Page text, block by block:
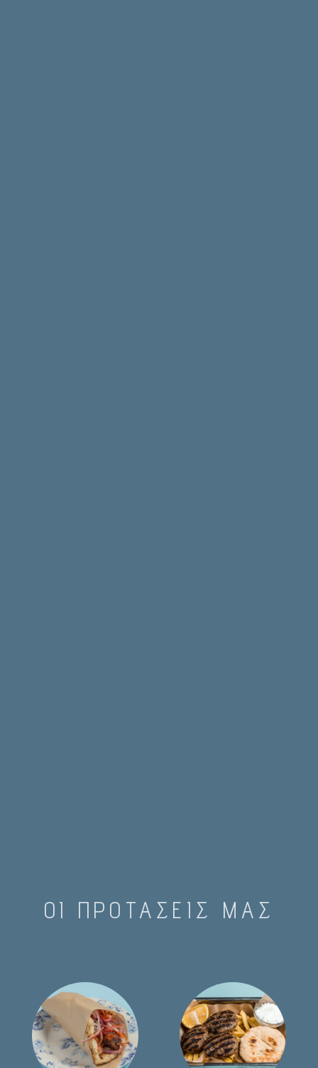
ΟΙ ΠΡΟΤΑΣΕΙΣ ΜΑΣ